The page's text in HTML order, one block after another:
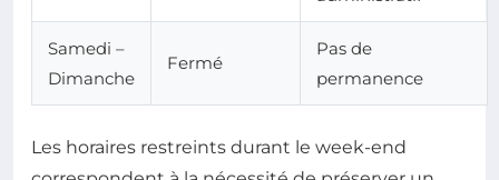
Samedi –
Dimanche
Fermé
Pas de
permanence
Les horaires restreints durant le week-end